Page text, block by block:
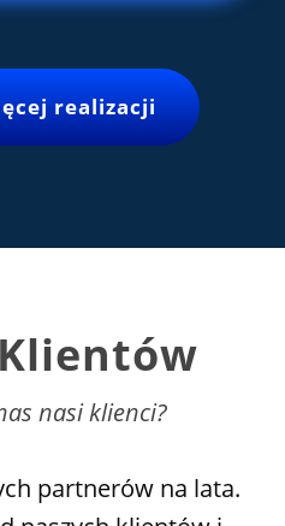
realizacji
Klientów
nasi klienci?
partnerów na lata.